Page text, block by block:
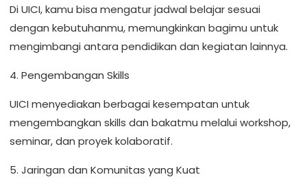
Di UICI, kamu bisa mengatur jadwal belajar sesuai
dengan kebutuhanmu, memungkinkan bagimu untuk
mengimbangi antara pendidikan dan kegiatan lainnya.
4. Pengembangan Skills
UICI menyediakan berbagai kesempatan untuk
mengembangkan skills dan bakatmu melalui workshop,
seminar, dan proyek kolaboratif.
5. Jaringan dan Komunitas yang Kuat